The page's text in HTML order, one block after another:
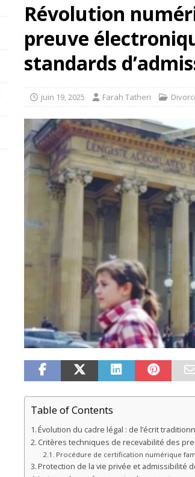
Révolution
preuve
standards
juin 19, 2025 Farah Tatheri
Table of Contents
Évolution du cadre légal : de l’écrit
Critères techniques de recevabilité des
Procédure de certification numérique
Protection de la vie privée et admissibilité